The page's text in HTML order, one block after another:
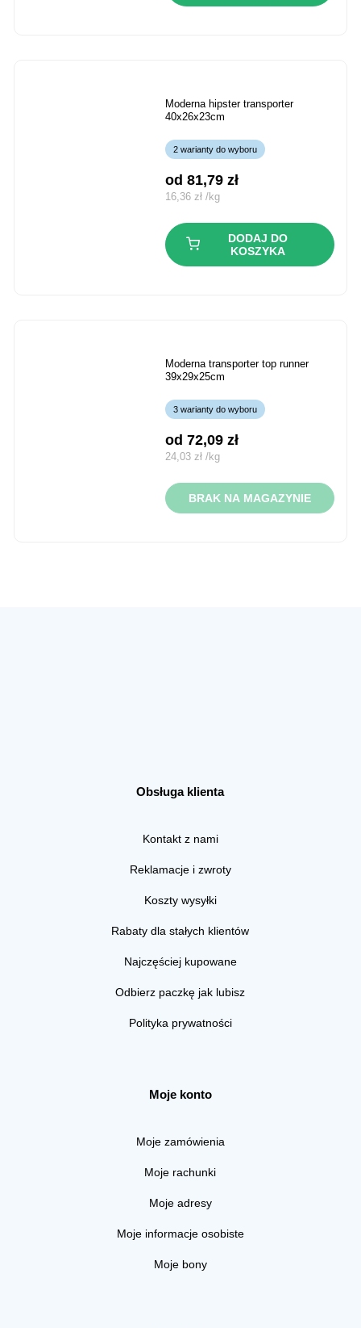
moderna hipster transporter
40x26x23cm
2 warianty do wyboru
od 81,79zł
16,36zł /kg
DODAJ DO
KOSZYKA
moderna transporter top runner
39x29x25cm
3 warianty do wyboru
od 72,09zł
24,03zł /kg
BRAK NA MAGAZYNIE
Obsługa klienta
Kontakt z nami
Reklamacje i zwroty
Koszty wysyłki
Rabaty dla stałych klientów
Najczęściej kupowane
Odbierz paczkę jak lubisz
Polityka prywatności
Moje konto
Moje zamówienia
Moje rachunki
Moje adresy
Moje informacje osobiste
Moje bony